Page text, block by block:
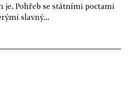
je. Pohřeb se státními poctami
slavný...